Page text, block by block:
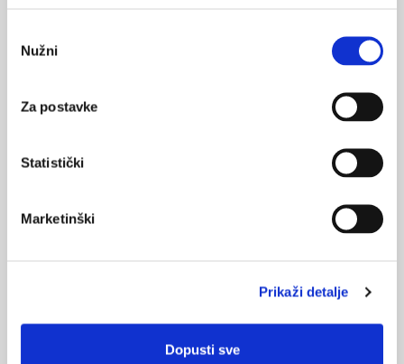
pristanka
Nužni
Za postavke
Statistički
Marketinški
Prikaži detalje
Dopusti sve
CHA2DS2-VA